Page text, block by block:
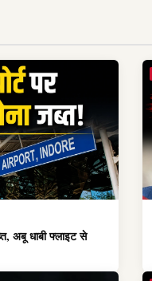
अबू धाबी फ्लाइट से